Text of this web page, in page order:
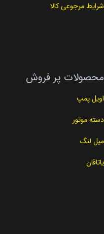
شرایط مرجوعی کالا
محصولات پر فروش
اویل پمپ
دسته موتور
میل لنگ
یاتاقان